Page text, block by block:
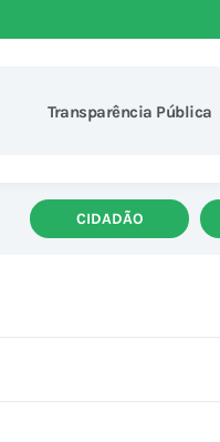
Transparência Pública
CIDADÃO